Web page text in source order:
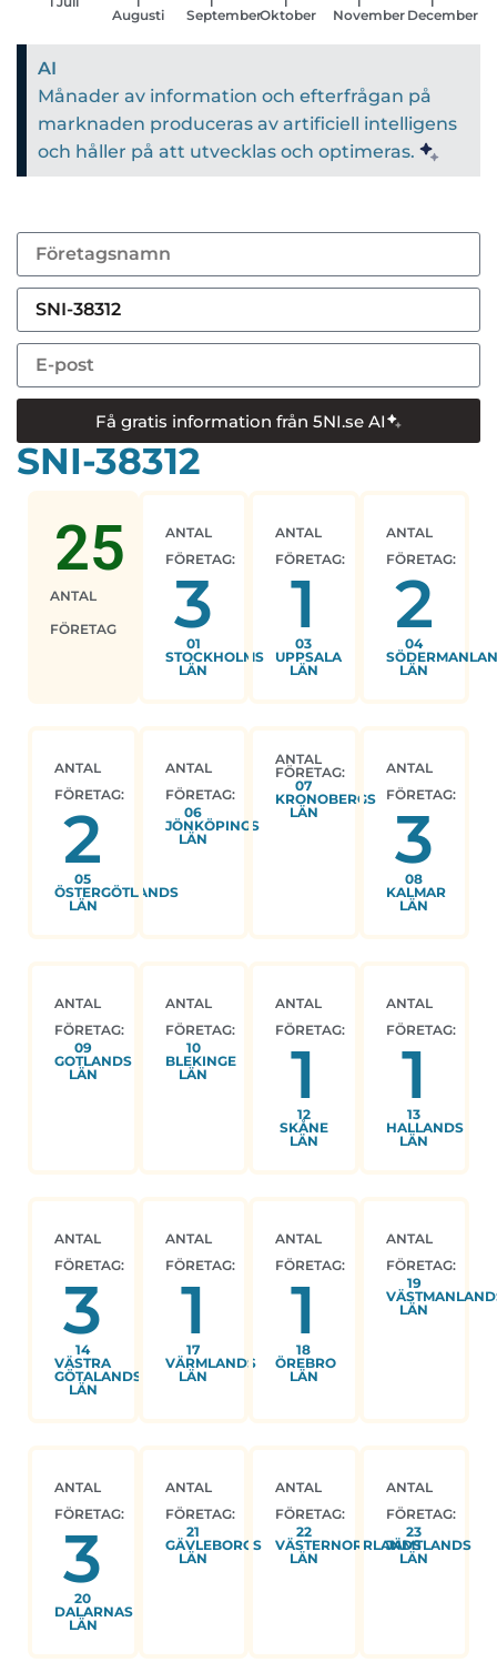
Augusti
SeptemberOktober
November December
AI
Månader av information och efterfrågan på
marknaden produceras av artificiell intelligens
och håller på att utvecklas och optimeras.
Få gratis information från 5NI.se AI
SNI-38312
ANTAL
FÖRETAG
25
ANTAL
FÖRETAG:
3
01
STOCKHOLMS
LÄN
ANTAL
FÖRETAG:
1
03
UPPSALA
LÄN
ANTAL
FÖRETAG:
2
04
LÄN
ANTAL
FÖRETAG:
2
05
ÖSTERGÖTLANDS
LÄN
ANTAL
FÖRETAG:
06
JÖNKÖPINGS
LÄN
ANTAL
FÖRETAG:
07
KRONOBERGS
LÄN
ANTAL
FÖRETAG:
3
08
KALMAR
LÄN
ANTAL
FÖRETAG:
09
GOTLANDS
LÄN
ANTAL
FÖRETAG:
10
BLEKINGE
LÄN
ANTAL
FÖRETAG:
1
12
SKÅNE
LÄN
ANTAL
FÖRETAG:
1
13
HALLANDS
LÄN
ANTAL
FÖRETAG:
3
14
VÄSTRA
GÖTALANDS
LÄN
ANTAL
FÖRETAG:
1
17
VÄRMLANDS
LÄN
ANTAL
FÖRETAG:
1
18
ÖREBRO
LÄN
ANTAL
FÖRETAG:
19
LÄN
ANTAL
FÖRETAG:
3
20
DALARNAS
LÄN
ANTAL
FÖRETAG:
21
GÄVLEBORGS
LÄN
ANTAL
FÖRETAG:
22
VÄSTERNORRLANDS
LÄN
ANTAL
FÖRETAG:
23
JÄMTLANDS
LÄN